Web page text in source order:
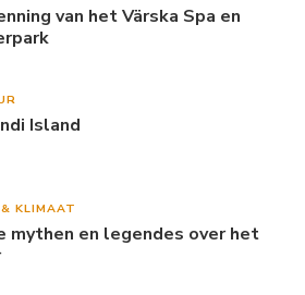
van het Värska Spa en
Island
KLIMAAT
mythen en legendes over het